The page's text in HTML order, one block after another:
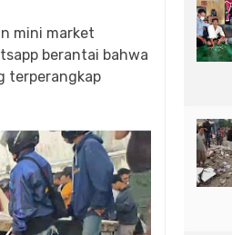
mini market
berantai bahwa
terperangkap